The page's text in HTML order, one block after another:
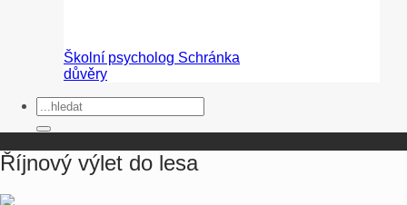
Školní psycholog Schránka
důvěry
Říjnový výlet do lesa